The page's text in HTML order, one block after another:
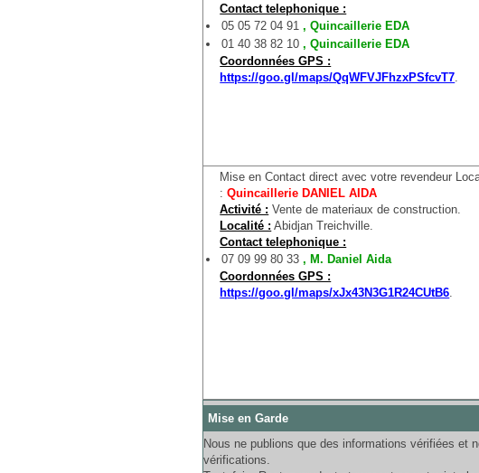
Contact telephonique :
05 05 72 04 91, Quincaillerie EDA
01 40 38 82 10, Quincaillerie EDA
Coordonnées GPS :
https://goo.gl/maps/QqWFVJFhzxPSfcvT7
Mise en Contact direct avec votre revendeur
:Quincaillerie DANIEL AIDA
Activité : Vente de materiaux de construction.
Localité : Abidjan Treichville.
Contact telephonique :
07 09 99 80 33, M. Daniel Aida
Coordonnées GPS :
https://goo.gl/maps/xJx43N3G1R24CUtB6
Mise en Garde
Nous ne publions que des informations vérifiées et
vérifications.